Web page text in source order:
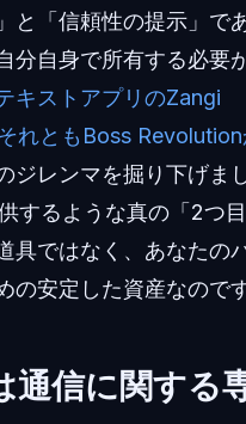
と「信頼性の提示」で
分自身で所有する必要
キストアプリのZangi
れともBoss
ジレンマを掘り下げまし
するような真の「2つ目
具ではなく、あなたの
の安定した資産なのです
通信に関する